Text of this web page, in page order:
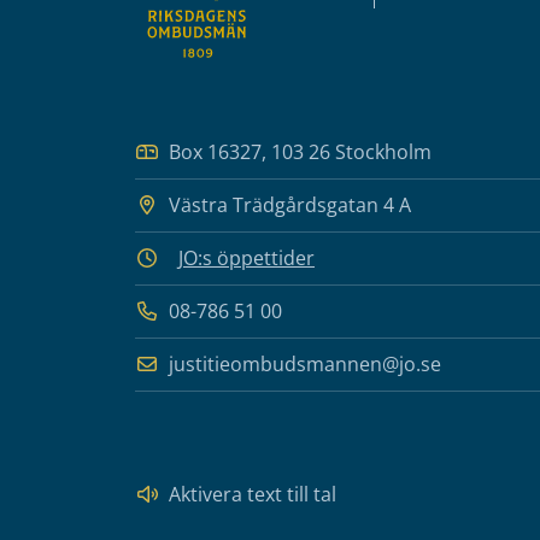
Box 16327, 103 26 Stockholm
Västra Trädgårdsgatan 4 A
JO:s öppettider
08-786 51 00
justitieombudsmannen@jo.se
Aktivera text till tal